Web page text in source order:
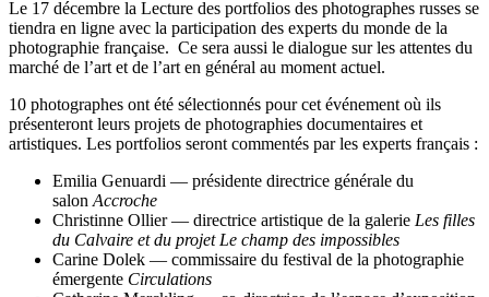
Le 17 décembre la Lecture des portfolios des photographes russes se
tiendra en ligne avec la participation des experts du monde de la
photographie française. Ce sera aussi le dialogue sur les attentes du
marché de l’art et de l’art en général au moment actuel.
10 photographes ont été sélectionnés pour cet événement où ils
présenteront leurs projets de photographies documentaires et
artistiques. Les portfolios seront commentés par les experts français :
Emilia Genuardi — présidente directrice générale du
salon Accroche
Christinne Ollier — directrice artistique de la galerie Les filles
du Calvaire et du projet Le champ des impossibles
Carine Dolek — commissaire du festival de la photographie
émergente Circulations